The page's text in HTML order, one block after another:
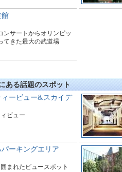
館
ンサートからオリンピッ
てきた最大の武道場
ある話題のスポット
ービュー&スカイデ
ビュー
ーキングエリア
まれたビュースポット